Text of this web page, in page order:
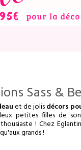
et de jolisdécors
petites filles de
! Chez
grands !